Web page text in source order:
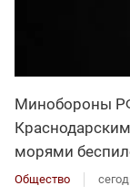
Минобороны
морями
Общество